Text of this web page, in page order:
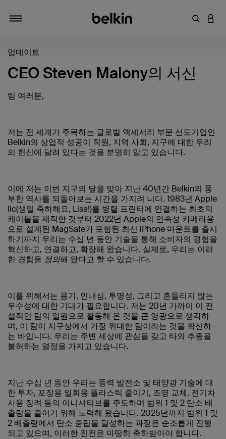
키워드
업데이트
CEO Steven Malony의 서신
팀 여러분,
저는 전 세계가 주목하는 글로벌 액세서리 부문 선도기업인
Belkin의 상업적 성공이 직원, 지역 사회, 지구에 대한 우리
의 헌신에 달려 있다는 것을 분명히 알고 있습니다.
이에 저는 이번 지구의 달을 맞아 지난 40년간 Belkin의 풍
부한 역사를 되돌아보는 시간을 가지려 니다. 1983년 Apple
IIc(생일 축하해요, Lisa!)를 병렬 프린터에 연결하는 최초의
케이블을 제작한 것부터 2022년 Apple의 연속성 카메라용
으로 설계된 MagSafe가 포함된 최신 iPhone 마운트를 출시
하기까지 우리는 수십 년 동안 기술을 통해 소비자의 경험을
혁신하고, 연결하고, 확장해 왔습니다. 실제로, 우리는 이러
한 경험을 정의해 왔다고 할 수 있습니다.
이를 위해서는 용기, 인내심, 투명성, 그리고 흔들리지 않는
우수성에 대한 기대가 필요합니다. 저는 20년 가까이 이 전
설적인 팀의 일원으로 활동해 온 것을 큰 영광으로 생각하
며, 이 팀이 지구상에서 가장 위대한 팀이라는 것을 확신하
는 바입니다. 우리는 주변 세상에 관심을 갖고 타의 추종을
불허하는 열정을 가지고 있습니다.
지난 수십 년 동안 우리는 풍력 발전소 및 태양광 기술에 대
한 투자, 포장용 일회용 플라스틱 줄이기, 조명 교체, 전기차
사용 장려 등의 이니셔티브를 주도하며 범위 1 및 2 탄소 배
출량을 줄이기 위해 노력해 왔습니다. 2025년까지 범위 1 및
2 배출량에서 탄소 중립을 달성하는 과정은 순조롭게 진행
되고 있으며, 이러한 진전은 마땅히 축하받아야 합니다.